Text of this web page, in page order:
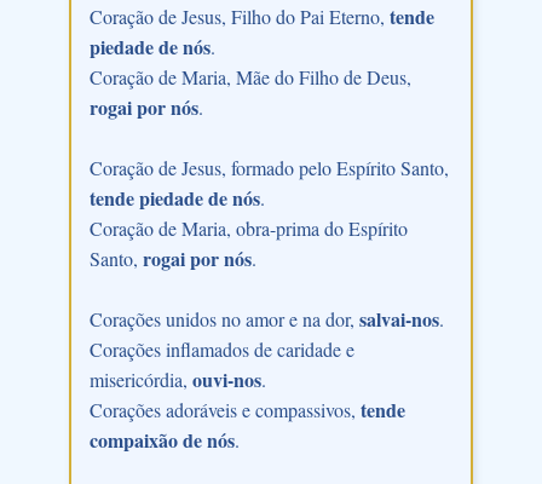
Coração de Jesus, Filho do Pai Eterno, tende
piedade de nós.
Coração de Maria, Mãe do Filho de Deus,
rogai por nós.
Coração de Jesus, formado pelo Espírito Santo,
tende piedade de nós.
Coração de Maria, obra-prima do Espírito
Santo, rogai por nós.
Corações unidos no amor e na dor, salvai-nos.
Corações inflamados de caridade e
misericórdia, ouvi-nos.
Corações adoráveis e compassivos, tende
compaixão de nós.